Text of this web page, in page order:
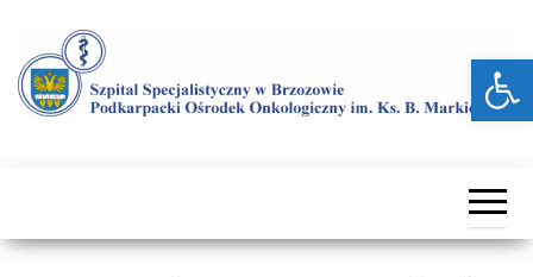
Otwórz pasek narzędzi
treści